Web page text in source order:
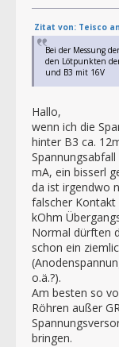
Zitat von: Teisco
Bei der Messung
den Lötpunkten
und B3 mit 16V
Hallo,
wenn ich die
hinter B3 ca.
mA, ein bisserl
da ist irgendwo
falscher Kontakt
kOhm
Normal dürften
schon ein
o.ä.?).
Am besten so
Röhren außer
bringen.